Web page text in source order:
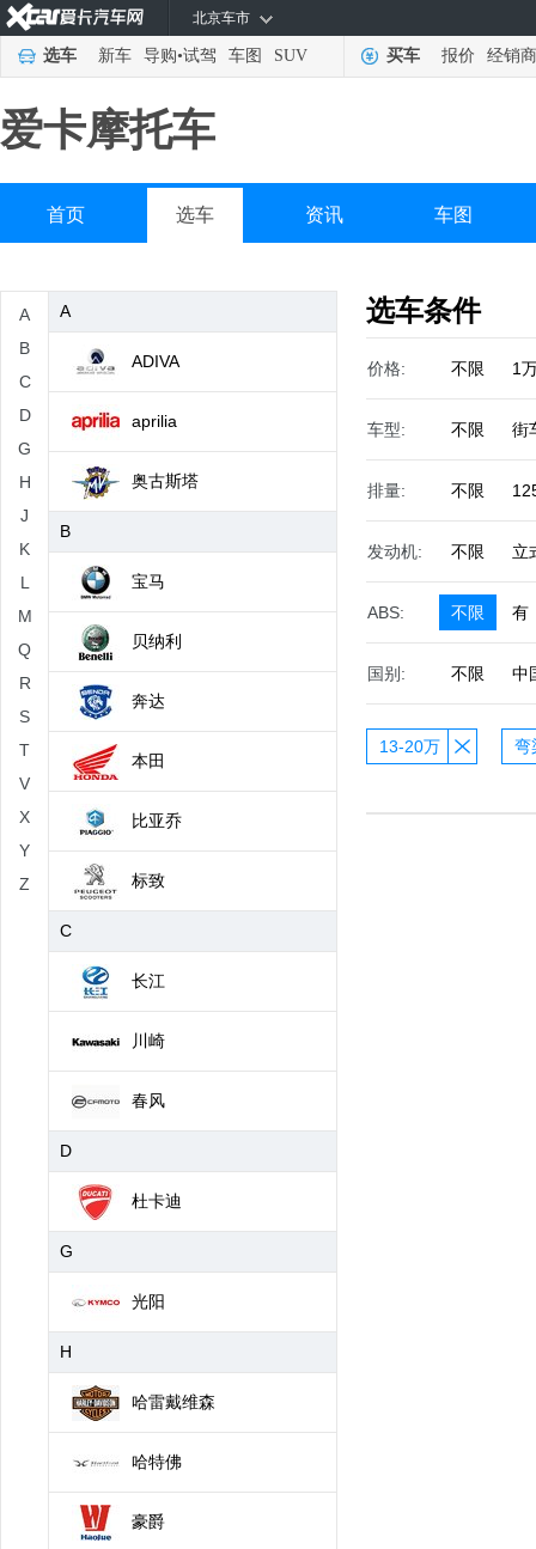
北京车市
选车 新车 导购•试驾 车图 SUV 买车 报价 经销商
爱卡摩托车
首页 选车 资讯 车图
A
B
C
D
G
H
J
K
L
M
Q
R
S
T
V
X
Y
Z
A
ADIVA
aprilia
奥古斯塔
B
宝马
贝纳利
奔达
本田
比亚乔
标致
C
长江
川崎
春风
D
杜卡迪
G
光阳
H
哈雷戴维森
哈特佛
豪爵
选车条件
价格: 不限 1
车型: 不限 街
排量: 不限
发动机: 不限 立
ABS: 不限 有
国别: 不限 中
13-20万 弯